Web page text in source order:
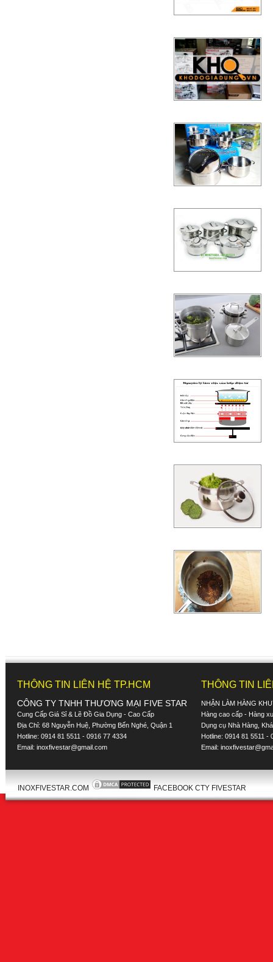
THÔNG TIN LIÊN HỆ TP.HCM
CÔNG TY TNHH THƯƠNG MẠI FIVE STAR
Cung Cấp Giá Sỉ & Lẽ Đồ Gia Dụng - Cao Cấp
Địa Chỉ: 68 Nguyễn Huệ, Phường Bến Nghé, Quận 1
Hotline: 0914 81 5511 - 0916 77 4334
Email: inoxfivestar@gmail.com
THÔNG TIN
NHẬN LÀM HÀNG
Hàng cao cấp - Hàng
Dụng cụ Nhà Hàng,
Hotline: 0914 81 5511 -
Email:
INOXFIVESTAR.COM FACEBOOK CTY FIVESTAR